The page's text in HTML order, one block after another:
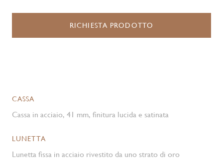
RICHIESTA PRODOTTO
CASSA
Cassa in acciaio, 41 mm, finitura lucida e satinata
LUNETTA
Lunetta fissa in acciaio rivestito da uno strato di oro